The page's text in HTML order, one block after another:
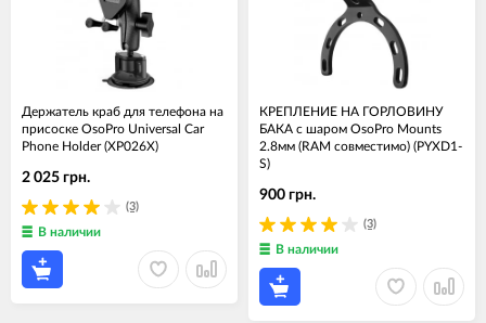
Держатель краб для телефона на
присоске OsoPro Universal Car
Phone Holder (XP026X)
(3)
2 025 грн.
В наличии
КРЕПЛЕНИЕ НА ГОРЛОВИНУ
БАКА с шаром OsoPro Mounts
2.8мм (RAM совместимо) (PYXD1-
S)
(3)
900 грн.
В наличии